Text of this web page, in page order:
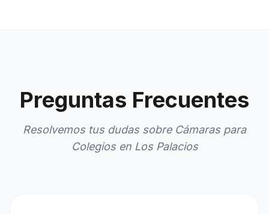
Preguntas Frecuentes
Resolvemos tus dudas sobre Cámaras para
Colegios en Los Palacios